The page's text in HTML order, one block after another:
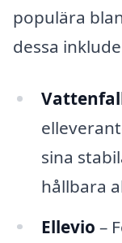
populära
dessa
sina
hållbara
Ellevio –